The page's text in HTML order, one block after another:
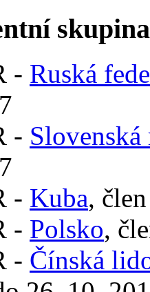
- Ruská
-
- Kuba,
- Polsko,
- Čínská